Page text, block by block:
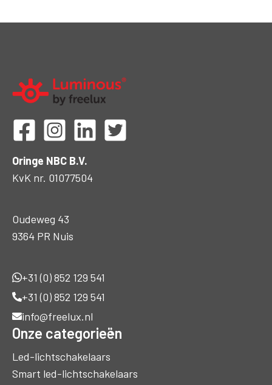
Oringe NBC B.V.
KvK nr. 01077504
Oudeweg 43
9364 PR Nuis
+31 (0) 852 129 541
+31 (0) 852 129 541
info@freelux.nl
Onze categorieën
Led-lichtschakelaars
Smart led-lichtschakelaars